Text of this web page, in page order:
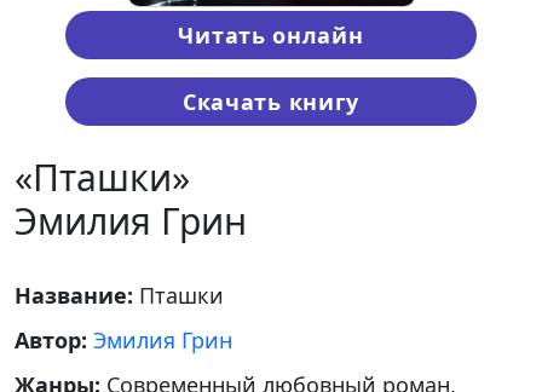
Читать онлайн
Скачать книгу
«Пташки»
Эмилия Грин
Название: Пташки
Автор: Эмилия Грин
Жанры: Современный любовный роман,